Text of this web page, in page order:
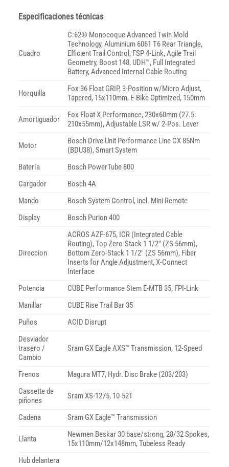
Especificaciones técnicas
Cuadro
C:62® Monocoque Advanced Twin Mold
Technology, Aluminium 6061 T6 Rear Triangle,
Efficient Trail Control, FSP 4-Link, Agile Trail
Geometry, Boost 148, UDH™, Full Integrated
Battery, Advanced Internal Cable Routing
Horquilla
Fox 36 Float GRIP, 3-Position w/Micro Adjust,
Tapered, 15x110mm, E-Bike Optimized, 150mm
Amortiguador
Fox Float X Performance, 230x60mm (27.5:
210x55mm), Adjustable LSR w/ 2-Pos. Lever
Motor
Bosch Drive Unit Performance Line CX 85Nm
(BDU38), Smart System
Batería
Bosch PowerTube 800
Cargador
Bosch 4A
Mando
Bosch System Control, incl. Mini Remote
Display
Bosch Purion 400
Direccion
ACROS AZF-675, ICR (Integrated Cable
Routing), Top Zero-Stack 1 1/2″ (ZS 56mm),
Bottom Zero-Stack 1 1/2″ (ZS 56mm), Fiber
Inserts for Angle Adjustment, X-Connect
Interface
Potencia
CUBE Performance Stem E-MTB 35, FPI-Link
Manillar
CUBE Rise Trail Bar 35
Puños
ACID Disrupt
Desviador
trasero /
Cambio
Sram GX Eagle AXS™ Transmission, 12-Speed
Frenos
Magura MT7, Hydr. Disc Brake (203/203)
Cassette de
piñones
Sram XS-1275, 10-52T
Cadena Sram GX Eagle™ Transmission
Llanta
Newmen Beskar 30 base/strong, 28/32 Spokes,
15x110mm/12x148mm, Tubeless Ready
Hub delantera